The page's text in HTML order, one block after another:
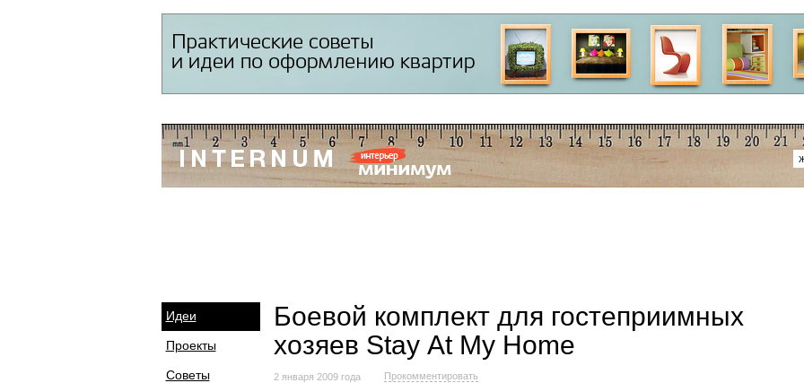
Идеи
Проекты
Советы
Боевой комплект для гостеприимных
хозяев Stay At My Home
2 января 2009 года Прокомментировать